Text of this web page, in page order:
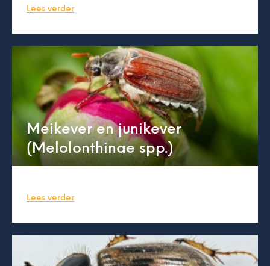
Lees verder
Meikever en junikever
(Melolonthinae spp.)
Lees verder